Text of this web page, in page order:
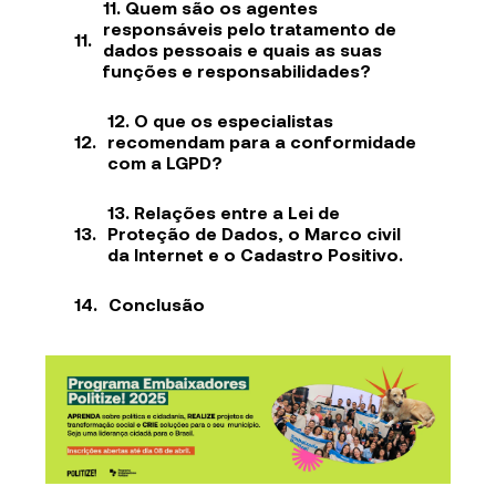
11. Quem são os agentes
responsáveis pelo tratamento de
dados pessoais e quais as suas
funções e responsabilidades?
12. O que os especialistas
recomendam para a conformidade
com a LGPD?
13. Relações entre a Lei de
Proteção de Dados, o Marco civil
da Internet e o Cadastro Positivo.
Conclusão